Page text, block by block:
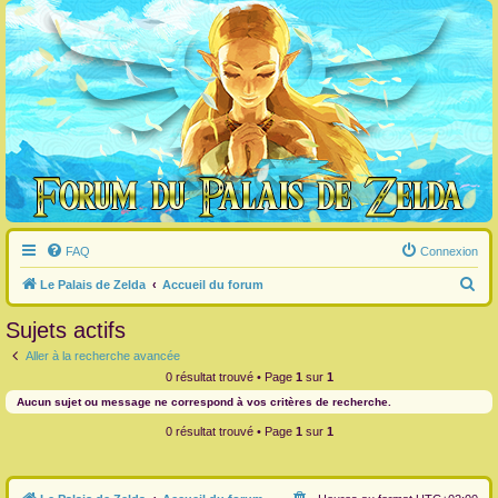
FAQ Connexion
Le Palais de Zelda Accueil du forum
e
e
r
Sujets actifs
Aller à la recherche avancée
0 résultat trouvé • Page 1 sur 1
Aucun sujet ou message ne correspond à vos critères de recherche.
0 résultat trouvé • Page 1 sur 1